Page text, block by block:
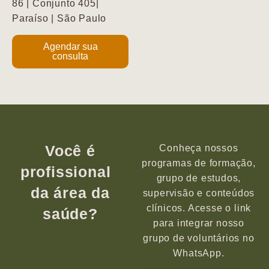
86 | Conjunto 405|
Paraíso | São Paulo
Agendar sua
consulta
Você é
profissional
da área da
saúde?
Conheça nossos
programas de formação,
grupo de estudos,
supervisão e conteúdos
clínicos. Acesse o link
para integrar nosso
grupo de voluntários no
WhatsApp.